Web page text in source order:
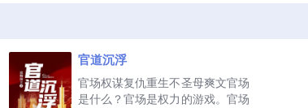
官道沉浮
官场权谋复仇重生不圣母爽文官场
是什么？官场是权力的游戏。官场